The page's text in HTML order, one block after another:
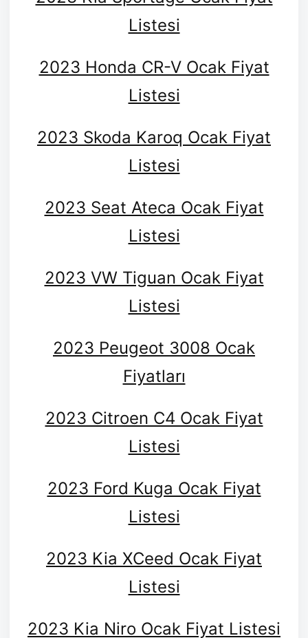
Listesi
2023 Honda CR-V Ocak Fiyat
Listesi
2023 Skoda Karoq Ocak Fiyat
Listesi
2023 Seat Ateca Ocak Fiyat
Listesi
2023 VW Tiguan Ocak Fiyat
Listesi
2023 Peugeot 3008 Ocak
Fiyatları
2023 Citroen C4 Ocak Fiyat
Listesi
2023 Ford Kuga Ocak Fiyat
Listesi
2023 Kia XCeed Ocak Fiyat
Listesi
2023 Kia Niro Ocak Fiyat Listesi